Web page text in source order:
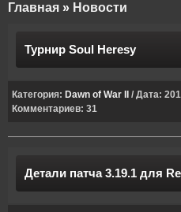
Главная » Новости
Турнир Soul Heresy
Категория: Dawn of War II
/ Дата:
Комментариев: 31
Детали патча 3.19.1 для